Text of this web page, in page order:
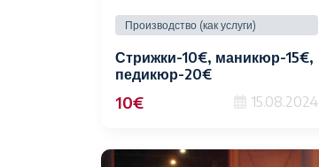
Производство (как услуги)
Стрижки-10€, маникюр-15€,
педикюр-20€
10€ 15.08.2024